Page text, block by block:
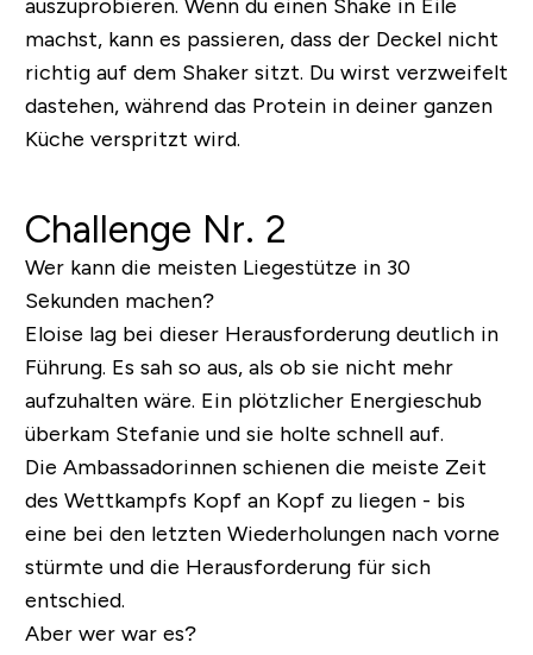
auszuprobieren. Wenn du einen Shake in Eile
machst, kann es passieren, dass der Deckel nicht
richtig auf dem Shaker sitzt. Du wirst verzweifelt
dastehen, während das Protein in deiner ganzen
Küche verspritzt wird.
Challenge Nr. 2
Wer kann die meisten Liegestütze in 30
Sekunden machen?
Eloise lag bei dieser Herausforderung deutlich in
Führung. Es sah so aus, als ob sie nicht mehr
aufzuhalten wäre. Ein plötzlicher Energieschub
überkam Stefanie und sie holte schnell auf.
Die Ambassadorinnen schienen die meiste Zeit
des Wettkampfs Kopf an Kopf zu liegen - bis
eine bei den letzten Wiederholungen nach vorne
stürmte und die Herausforderung für sich
entschied.
Aber wer war es?